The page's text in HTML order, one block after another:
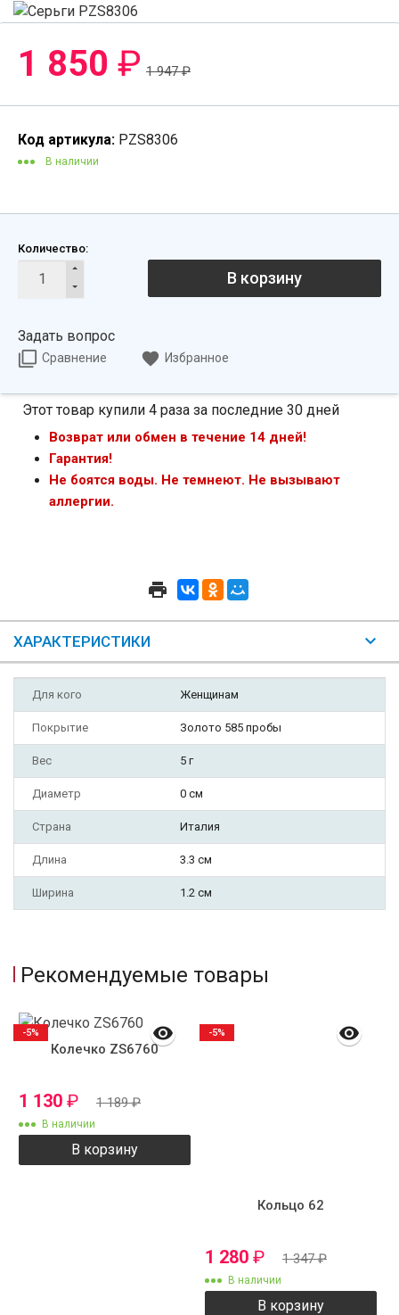
1 850 ₽ 1 947₽
Код артикула: PZS8306
В наличии
Количество:
В корзину
Задать вопрос
Сравнение Избранное
Этот товар купили 4 раза за последние 30 дней
Возврат или обмен в течение 14 дней!
Гарантия!
Не боятся воды. Не темнеют. Не вызывают
аллергии.
ХАРАКТЕРИСТИКИ
Для кого Женщинам
Покрытие Золото 585 пробы
Вес 5 г
Диаметр 0 см
Страна Италия
Длина 3.3 см
Ширина 1.2 см
Рекомендуемые товары
Колечко ZS6760
1 130 ₽ 1 189₽
В наличии
В корзину
-5%
Кольцо 62
1 280 ₽ 1 347₽
В наличии
В корзину
-5%